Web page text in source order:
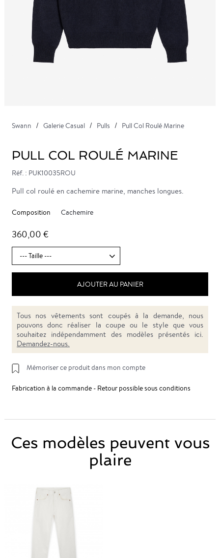
Swann Galerie Casual Pulls Pull Col Roulé Marine
PULL COL ROULÉ MARINE
Réf. : PUK10035ROU
Pull col roulé en cachemire marine, manches longues.
Composition Cachemire
360,00 €
AJOUTER AU PANIER
Tous nos vêtements sont coupés à la demande, nous
pouvons donc réaliser la coupe ou le style que vous
souhaitez indépendamment des modèles présentés ici.
Demandez-nous.
Mémoriser ce produit dans mon compte
Fabrication à la commande - Retour possible sous conditions
Ces modèles peuvent vous
plaire